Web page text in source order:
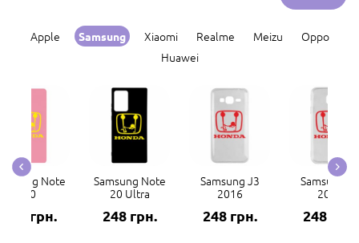
Apple Samsung Xiaomi Realme Meizu
Oppo
Huawei
Note
20
248 грн.
Samsung Note
20 Ultra
248 грн.
Samsung J3
2016
248 грн.
Samsung J3
2017
248 грн.